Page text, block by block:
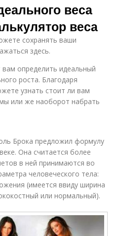
веса
веса
сохранять ваши
здесь.
определить идеальный
роста. Благодаря
узнать стоит ли вам
или же наоборот набрать
Брока предложил формулу
Она считается более
в ней принимаются во
человеческого тела:
(имеется ввиду ширина
или нормальный).